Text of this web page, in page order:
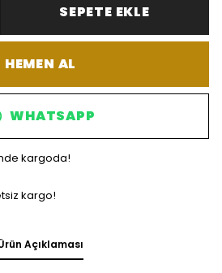
SEPETE EKLE
HEMEN AL
WHATSAPP
kargoda!
kargo!
Açıklaması